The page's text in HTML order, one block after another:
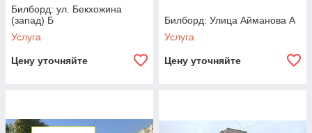
Билборд: ул. Бекхожина
(запад) Б
Услуга
Цену уточняйте
Билборд: Улица Айманова А
Услуга
Цену уточняйте